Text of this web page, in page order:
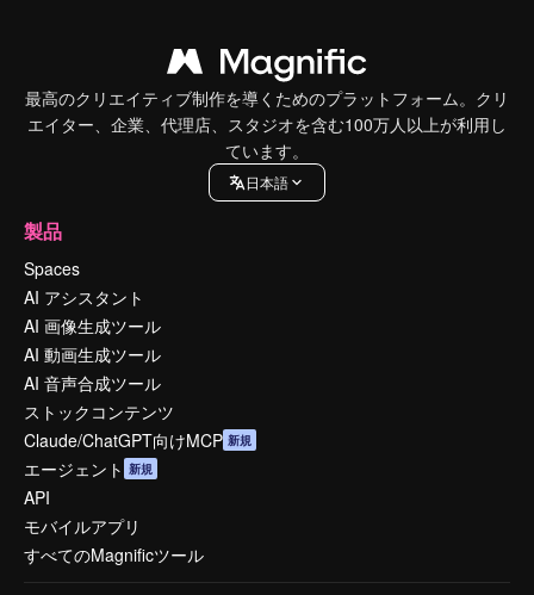
最高のクリエイティブ制作を導くためのプラットフォーム。クリ
エイター、企業、代理店、スタジオを含む100万人以上が利用し
ています。
日本語
製品
Spaces
AI アシスタント
AI 画像生成ツール
AI 動画生成ツール
AI 音声合成ツール
ストックコンテンツ
Claude/ChatGPT向けMCP 新規
エージェント 新規
API
モバイルアプリ
すべてのMagnificツール